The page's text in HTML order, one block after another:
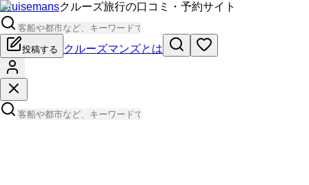
Cruisemansクルーズ旅行の口コミ・予約サイト
投稿する クルーズマンズとは